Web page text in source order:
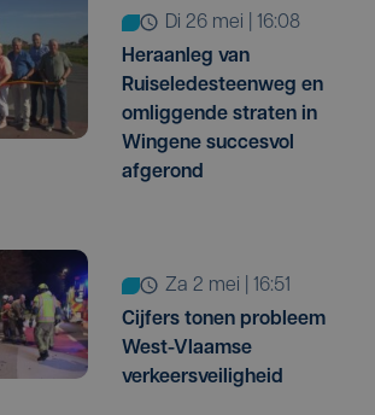
di 26 mei | 16:08
Heraanleg van
Ruiseledesteenweg en
omliggende straten in
Wingene succesvol
afgerond
za 2 mei | 16:51
Cijfers tonen probleem
West-Vlaamse
verkeersveiligheid